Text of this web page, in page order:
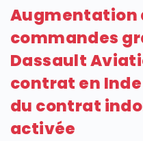
Augmentation
commandes
Dassault
contrat en
du contrat
activée